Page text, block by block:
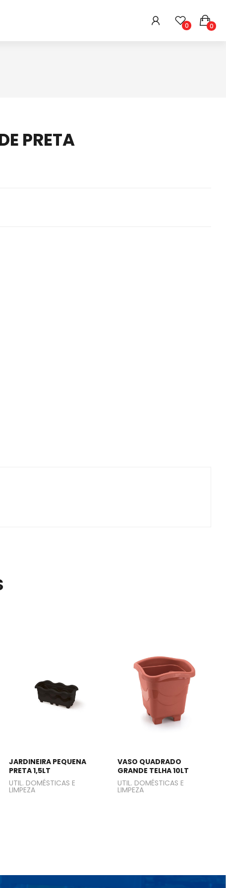
0 0
PRETA
and mobile –
JARDINEIRA PEQUENA
PRETA 1,5LT
UTIL. DOMÉSTICAS E
LIMPEZA
VASO QUADRADO
GRANDE TELHA 10LT
UTIL. DOMÉSTICAS E
LIMPEZA